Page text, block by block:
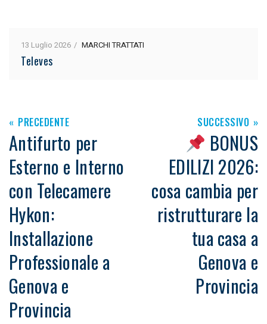
13 Luglio 2026 MARCHI TRATTATI
Televes
PRECEDENTE
Antifurto per
Esterno e Interno
con Telecamere
Hykon:
Installazione
Professionale a
Genova e
Provincia
SUCCESSIVO
BONUS
EDILIZI 2026:
cosa cambia per
ristrutturare la
tua casa a
Genova e
Provincia